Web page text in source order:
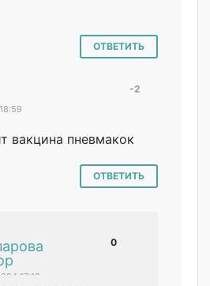
ОТВЕТИТЬ
-2
вакцина пневмакок
ОТВЕТИТЬ
0
17:18